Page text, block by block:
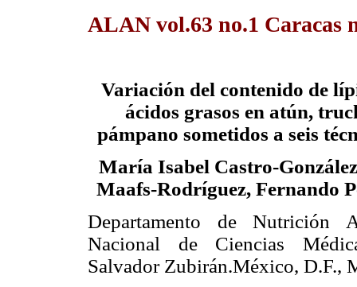
ALAN vol.63 no.1 Caracas
Variación del contenido de
ácidos grasos en atún,
pámpano sometidos a seis
María Isabel Castro-
Maafs-Rodríguez, Fernando
Departamento de Nutrición
Nacional de Ciencias
Salvador Zubirán.México, D.F.,